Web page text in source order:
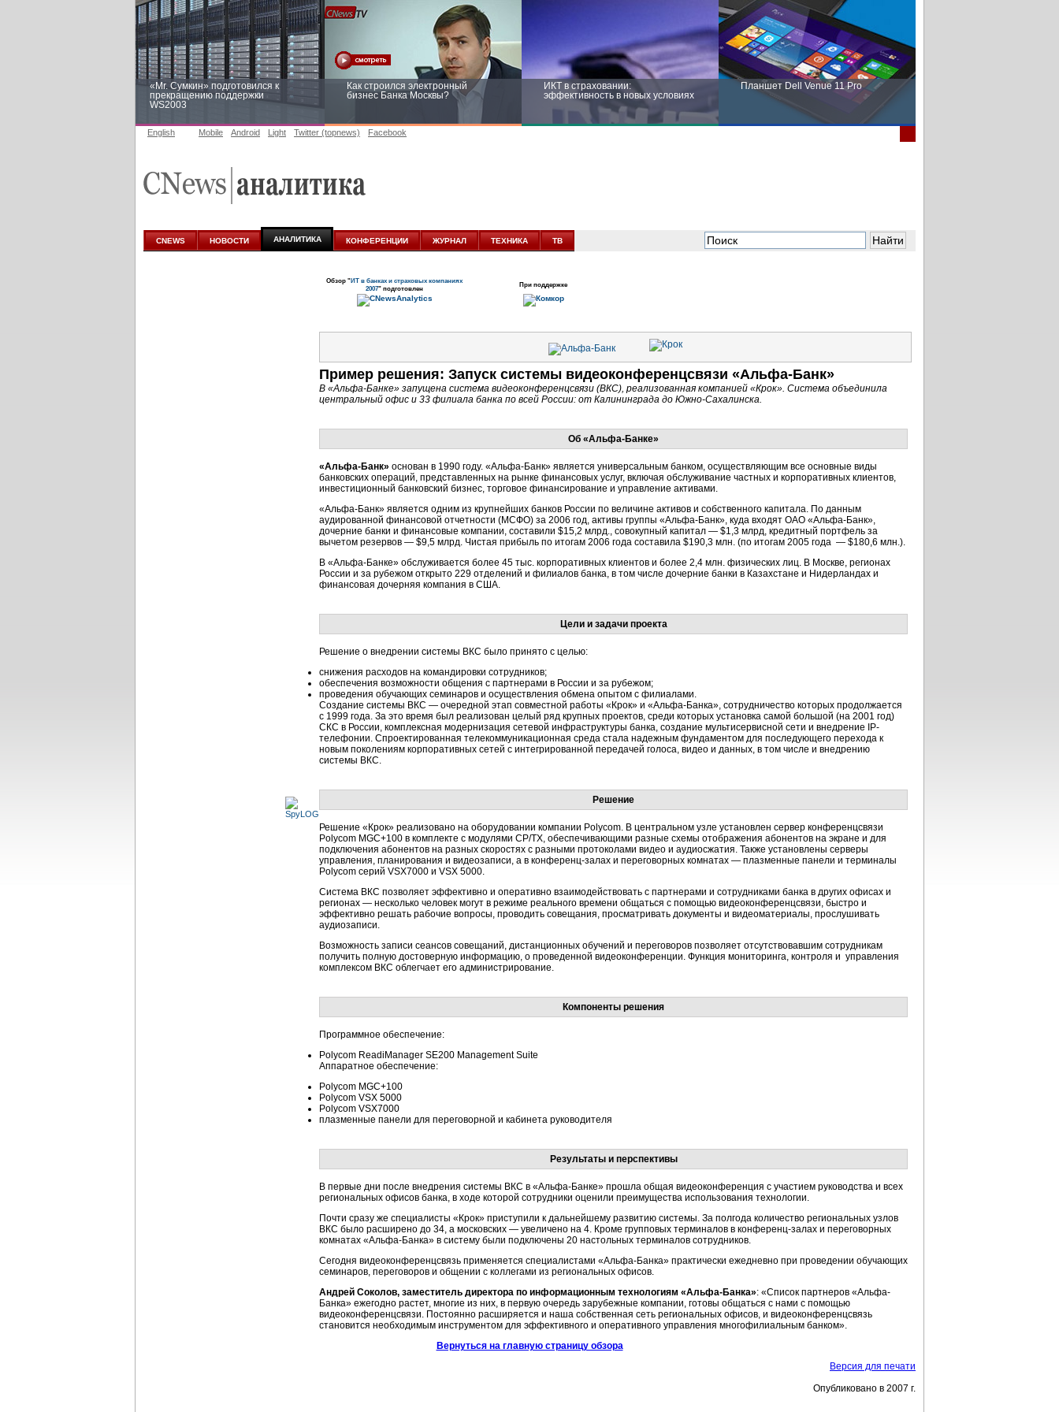
«Mr. Сумкин» подготовился к
прекращению поддержки
WS2003
Как строился электронный
бизнес Банка Москвы?
ИКТ в страховании:
эффективность в новых условиях
Планшет Dell Venue 11 Pro
аналитике
новых условиях
English Mobile Android Light Twitter (topnews) Facebook
CNEWS НОВОСТИ АНАЛИТИКА КОНФЕРЕНЦИИ ЖУРНАЛ ТЕХНИКА ТВ
Обзор "ИТ в банках и страховых компаниях
2007" подготовлен При поддержке
Пример решения: Запуск системы видеоконференцсвязи «Альфа-Банк»
В «Альфа-Банке» запущена система видеоконференцсвязи (ВКС), реализованная компанией «Крок». Система объединила
центральный офис и 33 филиала банка по всей России: от Калининграда до Южно-Сахалинска.
Об «Альфа-Банке»
«Альфа-Банк» основан в 1990 году. «Альфа-Банк» является универсальным банком, осуществляющим все основные виды
банковских операций, представленных на рынке финансовых услуг, включая обслуживание частных и корпоративных клиентов,
инвестиционный банковский бизнес, торговое финансирование и управление активами.
«Альфа-Банк» является одним из крупнейших банков России по величине активов и собственного капитала. По данным
аудированной финансовой отчетности (МСФО) за 2006 год, активы группы «Альфа-Банк», куда входят ОАО «Альфа-Банк»,
дочерние банки и финансовые компании, составили $15,2 млрд., совокупный капитал — $1,3 млрд, кредитный портфель за
вычетом резервов — $9,5 млрд. Чистая прибыль по итогам 2006 года составила $190,3 млн. (по итогам 2005 года — $180,6 млн.).
В «Альфа-Банке» обслуживается более 45 тыс. корпоративных клиентов и более 2,4 млн. физических лиц. В Москве, регионах
России и за рубежом открыто 229 отделений и филиалов банка, в том числе дочерние банки в Казахстане и Нидерландах и
финансовая дочерняя компания в США.
Цели и задачи проекта
Решение о внедрении системы ВКС было принято с целью:
снижения расходов на командировки сотрудников;
обеспечения возможности общения с партнерами в России и за рубежом;
проведения обучающих семинаров и осуществления обмена опытом с филиалами.
Создание системы ВКС — очередной этап совместной работы «Крок» и «Альфа-Банка», сотрудничество которых продолжается
с 1999 года. За это время был реализован целый ряд крупных проектов, среди которых установка самой большой (на 2001 год)
СКС в России, комплексная модернизация сетевой инфраструктуры банка, создание мультисервисной сети и внедрение IP-
телефонии. Спроектированная телекоммуникационная среда стала надежным фундаментом для последующего перехода к
новым поколениям корпоративных сетей с интегрированной передачей голоса, видео и данных, в том числе и внедрению
системы ВКС.
Решение
Решение «Крок» реализовано на оборудовании компании Polycom. В центральном узле установлен сервер конференцсвязи
Polycom MGC+100 в комплекте с модулями CP/TX, обеспечивающими разные схемы отображения абонентов на экране и для
подключения абонентов на разных скоростях с разными протоколами видео и аудиосжатия. Также установлены серверы
управления, планирования и видеозаписи, а в конференц-залах и переговорных комнатах — плазменные панели и терминалы
Polycom серий VSX7000 и VSX 5000.
Система ВКС позволяет эффективно и оперативно взаимодействовать с партнерами и сотрудниками банка в других офисах и
регионах — несколько человек могут в режиме реального времени общаться с помощью видеоконференцсвязи, быстро и
эффективно решать рабочие вопросы, проводить совещания, просматривать документы и видеоматериалы, прослушивать
аудиозаписи.
Возможность записи сеансов совещаний, дистанционных обучений и переговоров позволяет отсутствовавшим сотрудникам
получить полную достоверную информацию, о проведенной видеоконференции. Функция мониторинга, контроля и управления
комплексом ВКС облегчает его администрирование.
Компоненты решения
Программное обеспечение:
Polycom ReadiManager SE200 Management Suite
Аппаратное обеспечение:
Polycom MGC+100
Polycom VSX 5000
Polycom VSX7000
плазменные панели для переговорной и кабинета руководителя
Результаты и перспективы
В первые дни после внедрения системы ВКС в «Альфа-Банке» прошла общая видеоконференция с участием руководства и всех
региональных офисов банка, в ходе которой сотрудники оценили преимущества использования технологии.
Почти сразу же специалисты «Крок» приступили к дальнейшему развитию системы. За полгода количество региональных узлов
ВКС было расширено до 34, а московских — увеличено на 4. Кроме групповых терминалов в конференц-залах и переговорных
комнатах «Альфа-Банка» в систему были подключены 20 настольных терминалов сотрудников.
Сегодня видеоконференцсвязь применяется специалистами «Альфа-Банка» практически ежедневно при проведении обучающих
семинаров, переговоров и общении с коллегами из региональных офисов.
Андрей Соколов, заместитель директора по информационным технологиям «Альфа-Банка»: «Список партнеров «Альфа-
Банка» ежегодно растет, многие из них, в первую очередь зарубежные компании, готовы общаться с нами с помощью
видеоконференцсвязи. Постоянно расширяется и наша собственная сеть региональных офисов, и видеоконференцсвязь
становится необходимым инструментом для эффективного и оперативного управления многофилиальным банком».
Вернуться на главную страницу обзора
Версия для печати
Опубликовано в 2007 г.